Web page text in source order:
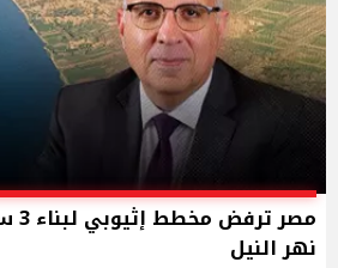
نهر النيل